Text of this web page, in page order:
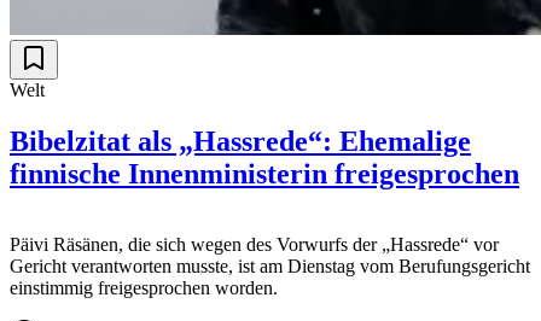
Welt
Bibelzitat als „Hassrede“: Ehemalige
finnische Innenministerin freigesprochen
Päivi Räsänen, die sich wegen des Vorwurfs der „Hassrede“ vor
Gericht verantworten musste, ist am Dienstag vom Berufungsgericht
einstimmig freigesprochen worden.